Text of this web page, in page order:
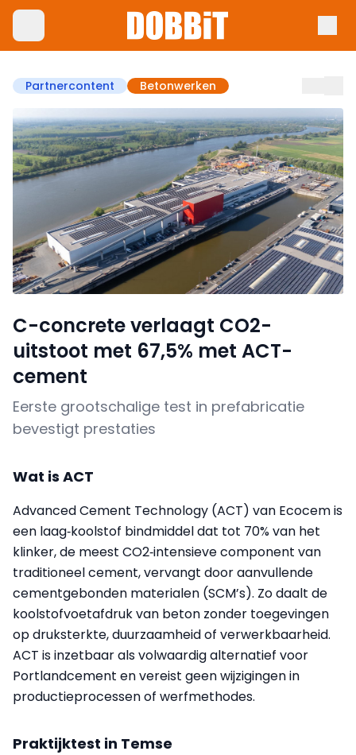
Partnercontent Betonwerken
C-concrete verlaagt CO2-
uitstoot met 67,5% met ACT-
cement
Eerste grootschalige test in prefabricatie
bevestigt prestaties
Wat is ACT
Advanced Cement Technology (ACT) van Ecocem is
een laag‑koolstof bindmiddel dat tot 70% van het
klinker, de meest CO2‑intensieve component van
traditioneel cement, vervangt door aanvullende
cementgebonden materialen (SCM’s). Zo daalt de
koolstofvoetafdruk van beton zonder toegevingen
op druksterkte, duurzaamheid of verwerkbaarheid.
ACT is inzetbaar als volwaardig alternatief voor
Portlandcement en vereist geen wijzigingen in
productieprocessen of werfmethodes.
Praktijktest in Temse